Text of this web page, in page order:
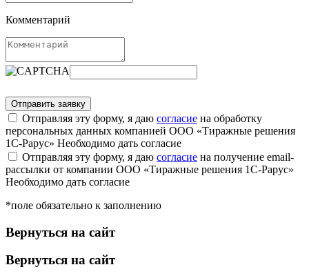
Комментарий
Отправляя эту форму, я даю согласие на обработку
персональных данных компанией ООО «Тиражные решения
1С-Рарус» Необходимо дать согласие
Отправляя эту форму, я даю согласие на получение email-
рассылки от компании ООО «Тиражные решения 1С-Рарус»
Необходимо дать согласие
*поле обязательно к заполнению
Вернуться на сайт
Вернуться на сайт